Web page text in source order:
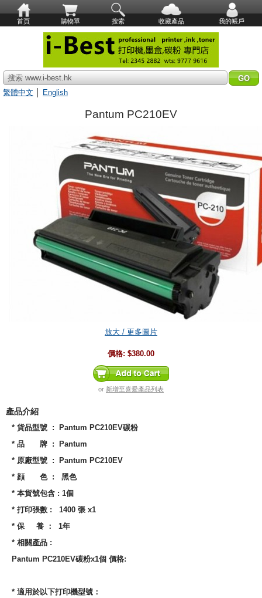
首頁 購物單 搜索 收藏產品 我的帳戶
搜索 www.i-best.hk
繁體中文
English
Pantum PC210EV
放大 / 更多圖片
價格: $380.00
or 新增至喜愛產品列表
產品介紹
* 貨品型號 : Pantum PC210EV碳粉
* 品 牌 : Pantum
* 原廠型號 :
Pantum PC210EV
* 顔 色 : 黑色
* 本貨號包含 : 1個
* 打印張數 : 1400 張 x1
* 保 養 ： 1年
* 相關產品 :
Pantum PC210EV碳粉x1個 價格:
* 適用於以下打印機型號：